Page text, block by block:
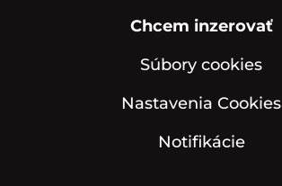
Chcem inzerovať
Súbory cookies
Nastavenia Cookies
Notifikácie